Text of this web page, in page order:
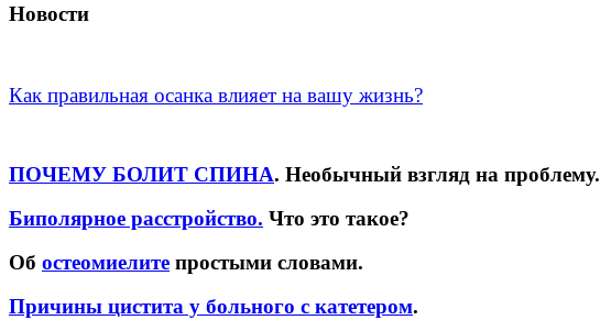
Новости
Как правильная осанка влияет на вашу жизнь?
ПОЧЕМУ БОЛИТ СПИНА. Необычный взгляд на проблему.
Биполярное расстройство. Что это такое?
Об остеомиелите простыми словами.
Причины цистита у больного с катетером.